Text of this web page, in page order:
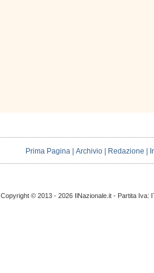
Prima Pagina |Archivio Redazione
Copyright © 2013 - 2026 IlNazionale.it - Partita Iva: